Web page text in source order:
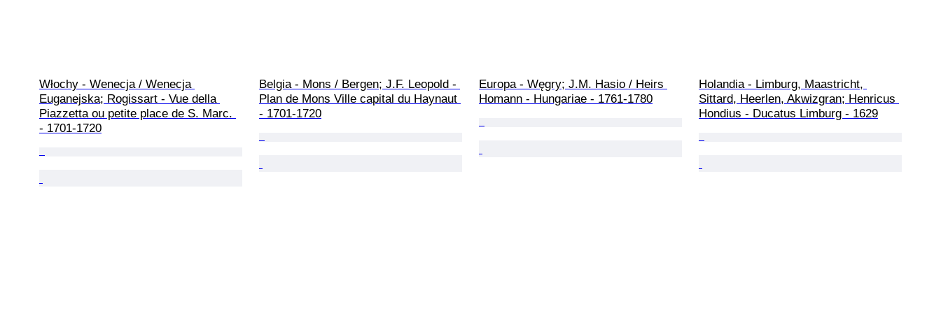
Włochy - Wenecja / Wenecja
Euganejska; Rogissart - Vue della
Piazzetta ou petite place de S. Marc.
- 1701-1720
Belgia - Mons / Bergen; J.F. Leopold -
Plan de Mons Ville capital du Haynaut
- 1701-1720
Europa - Węgry; J.M. Hasio / Heirs
Homann - Hungariae - 1761-1780
Holandia - Limburg, Maastricht,
Sittard, Heerlen, Akwizgran; Henricus
Hondius - Ducatus Limburg - 1629